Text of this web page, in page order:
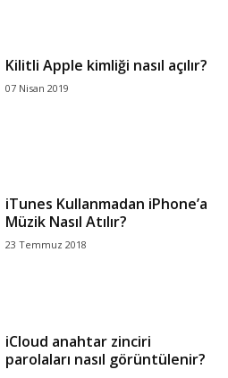
Kilitli Apple kimliği nasıl açılır?
07 Nisan 2019
iTunes Kullanmadan iPhone’a
Müzik Nasıl Atılır?
23 Temmuz 2018
iCloud anahtar zinciri
parolaları nasıl görüntülenir?